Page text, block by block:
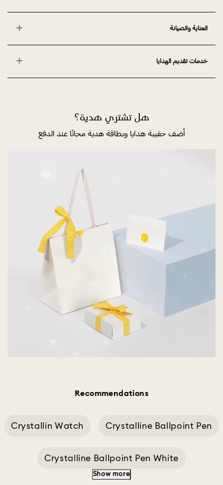
العناية والصيانة
خدمات تقديم الهدايا
هل تشتري هدية؟
أضف حقيبة هدايا وبطاقة هدية مجانًا عند الدفع
Recommendations
Crystalline Ballpoint Pen
Crystallin Watch
Crystalline Ballpoint Pen White
Show more